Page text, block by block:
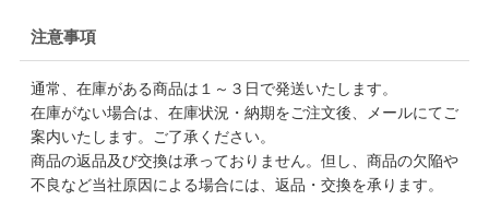
注意事項
通常、在庫がある商品は１～３日で発送いたします。
在庫がない場合は、在庫状況・納期をご注文後、メールにてご
案内いたします。ご了承ください。
商品の返品及び交換は承っておりません。但し、商品の欠陥や
不良など当社原因による場合には、返品・交換を承ります。